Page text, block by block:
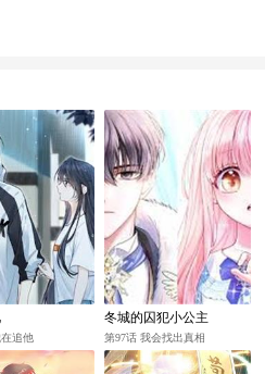
追他
冬城的囚犯小公主
第97话 我会找出真相